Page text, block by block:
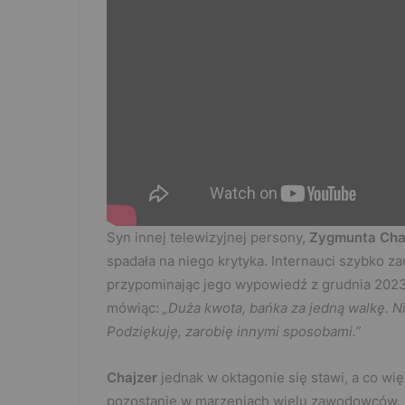
Syn innej telewizyjnej persony, Zygmunta
spadała na niego krytyka. Internauci szybko
przypominając jego wypowiedź z grudnia
mówiąc: „Duża kwota, bańka za jedną walkę.
Podziękuję, zarobię innymi sposobami.”
Chajzer jednak w oktagonie się stawi, a co
pozostanie w marzeniach wielu